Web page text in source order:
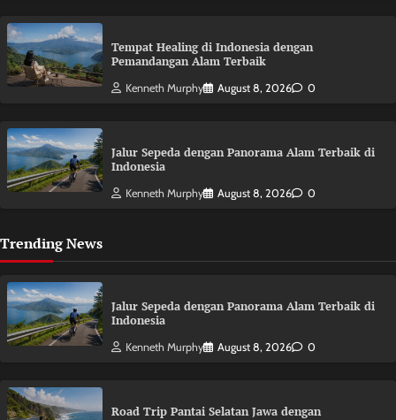
Tempat Healing di Indonesia dengan
Pemandangan Alam Terbaik
Kenneth Murphy August 8, 2026 0
Jalur Sepeda dengan Panorama Alam Terbaik di
Indonesia
Kenneth Murphy August 8, 2026 0
Trending News
Jalur Sepeda dengan Panorama Alam Terbaik di
Indonesia
Kenneth Murphy August 8, 2026 0
Road Trip Pantai Selatan Jawa dengan